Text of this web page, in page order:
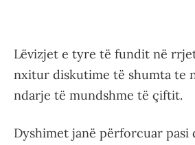
Lëvizjet e tyre të fundit në
nxitur diskutime të shumta te
ndarje të mundshme të çiftit.
Dyshimet janë përforcuar pasi